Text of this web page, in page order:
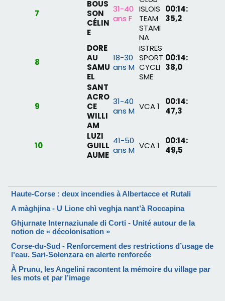
7
BOUS
SON
CÉLIN
E
31-40
ans F
ISLOIS
TEAM
STAMI
NA
00:14:
35,2
8
DORE
AU
SAMU
EL
18-30
ans M
ISTRES
SPORT
CYCLI
SME
00:14:
38,0
9
SANT
ACRO
CE
WILLI
AM
31-40
ans M VCA 1
00:14:
47,3
10
LUZI
GUILL
AUME
41-50
ans M VCA 1
00:14:
49,5
Haute-Corse : deux incendies à Albertacce et Rutali
A màghjina - U Lione chì veghja nant’à Roccapina
Ghjurnate Internaziunale di Corti - Unité autour de la
notion de « décolonisation »
Corse-du-Sud - Renforcement des restrictions d’usage de
l’eau. Sari-Solenzara en alerte renforcée
À Prunu, les Angelini racontent la mémoire du village par
les mots et par l’image